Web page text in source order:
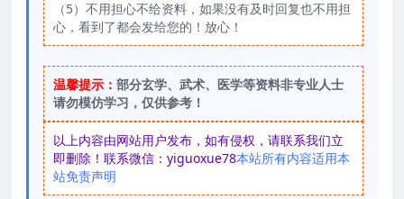
（5）不用担心不给资料，如果没有及时回复也不用担
心，看到了都会发给您的！放心！
温馨提示： 部分玄学、武术、医学等资料非专业人士
请勿模仿学习，仅供参考！
以上内容由网站用户发布，如有侵权，请联系我们立
即删除！联系微信：yiguoxue78本站所有内容适用本
站免责声明